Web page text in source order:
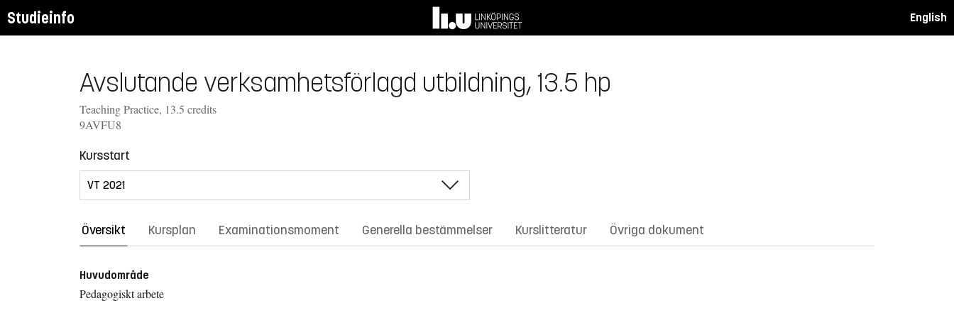
Studieinfo English
Avslutande verksamhetsförlagd utbildning, 13.5 hp
Teaching Practice, 13.5 credits
9AVFU8
Kursstart
Översikt Kursplan Examinationsmoment Generella bestämmelser Kurslitteratur Övriga dokument
Huvudområde
Pedagogiskt arbete